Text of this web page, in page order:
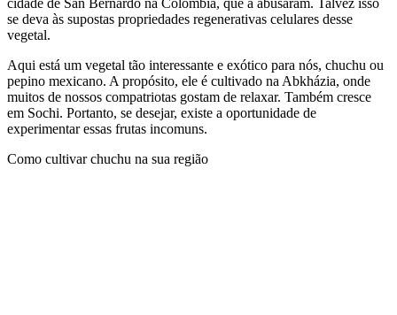
cidade de San Bernardo na Colômbia, que a abusaram. Talvez isso
se deva às supostas propriedades regenerativas celulares desse
vegetal.
Aqui está um vegetal tão interessante e exótico para nós, chuchu ou
pepino mexicano. A propósito, ele é cultivado na Abkházia, onde
muitos de nossos compatriotas gostam de relaxar. Também cresce
em Sochi. Portanto, se desejar, existe a oportunidade de
experimentar essas frutas incomuns.
Como cultivar chuchu na sua região